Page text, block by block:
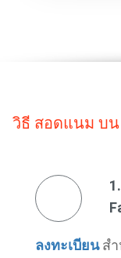
วิธี สอดแนม บน
ลงทะเบียนสํา